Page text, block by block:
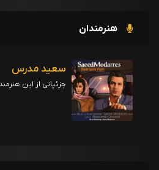
هنرمندان
سعید مدرس
جزئیاتی از این